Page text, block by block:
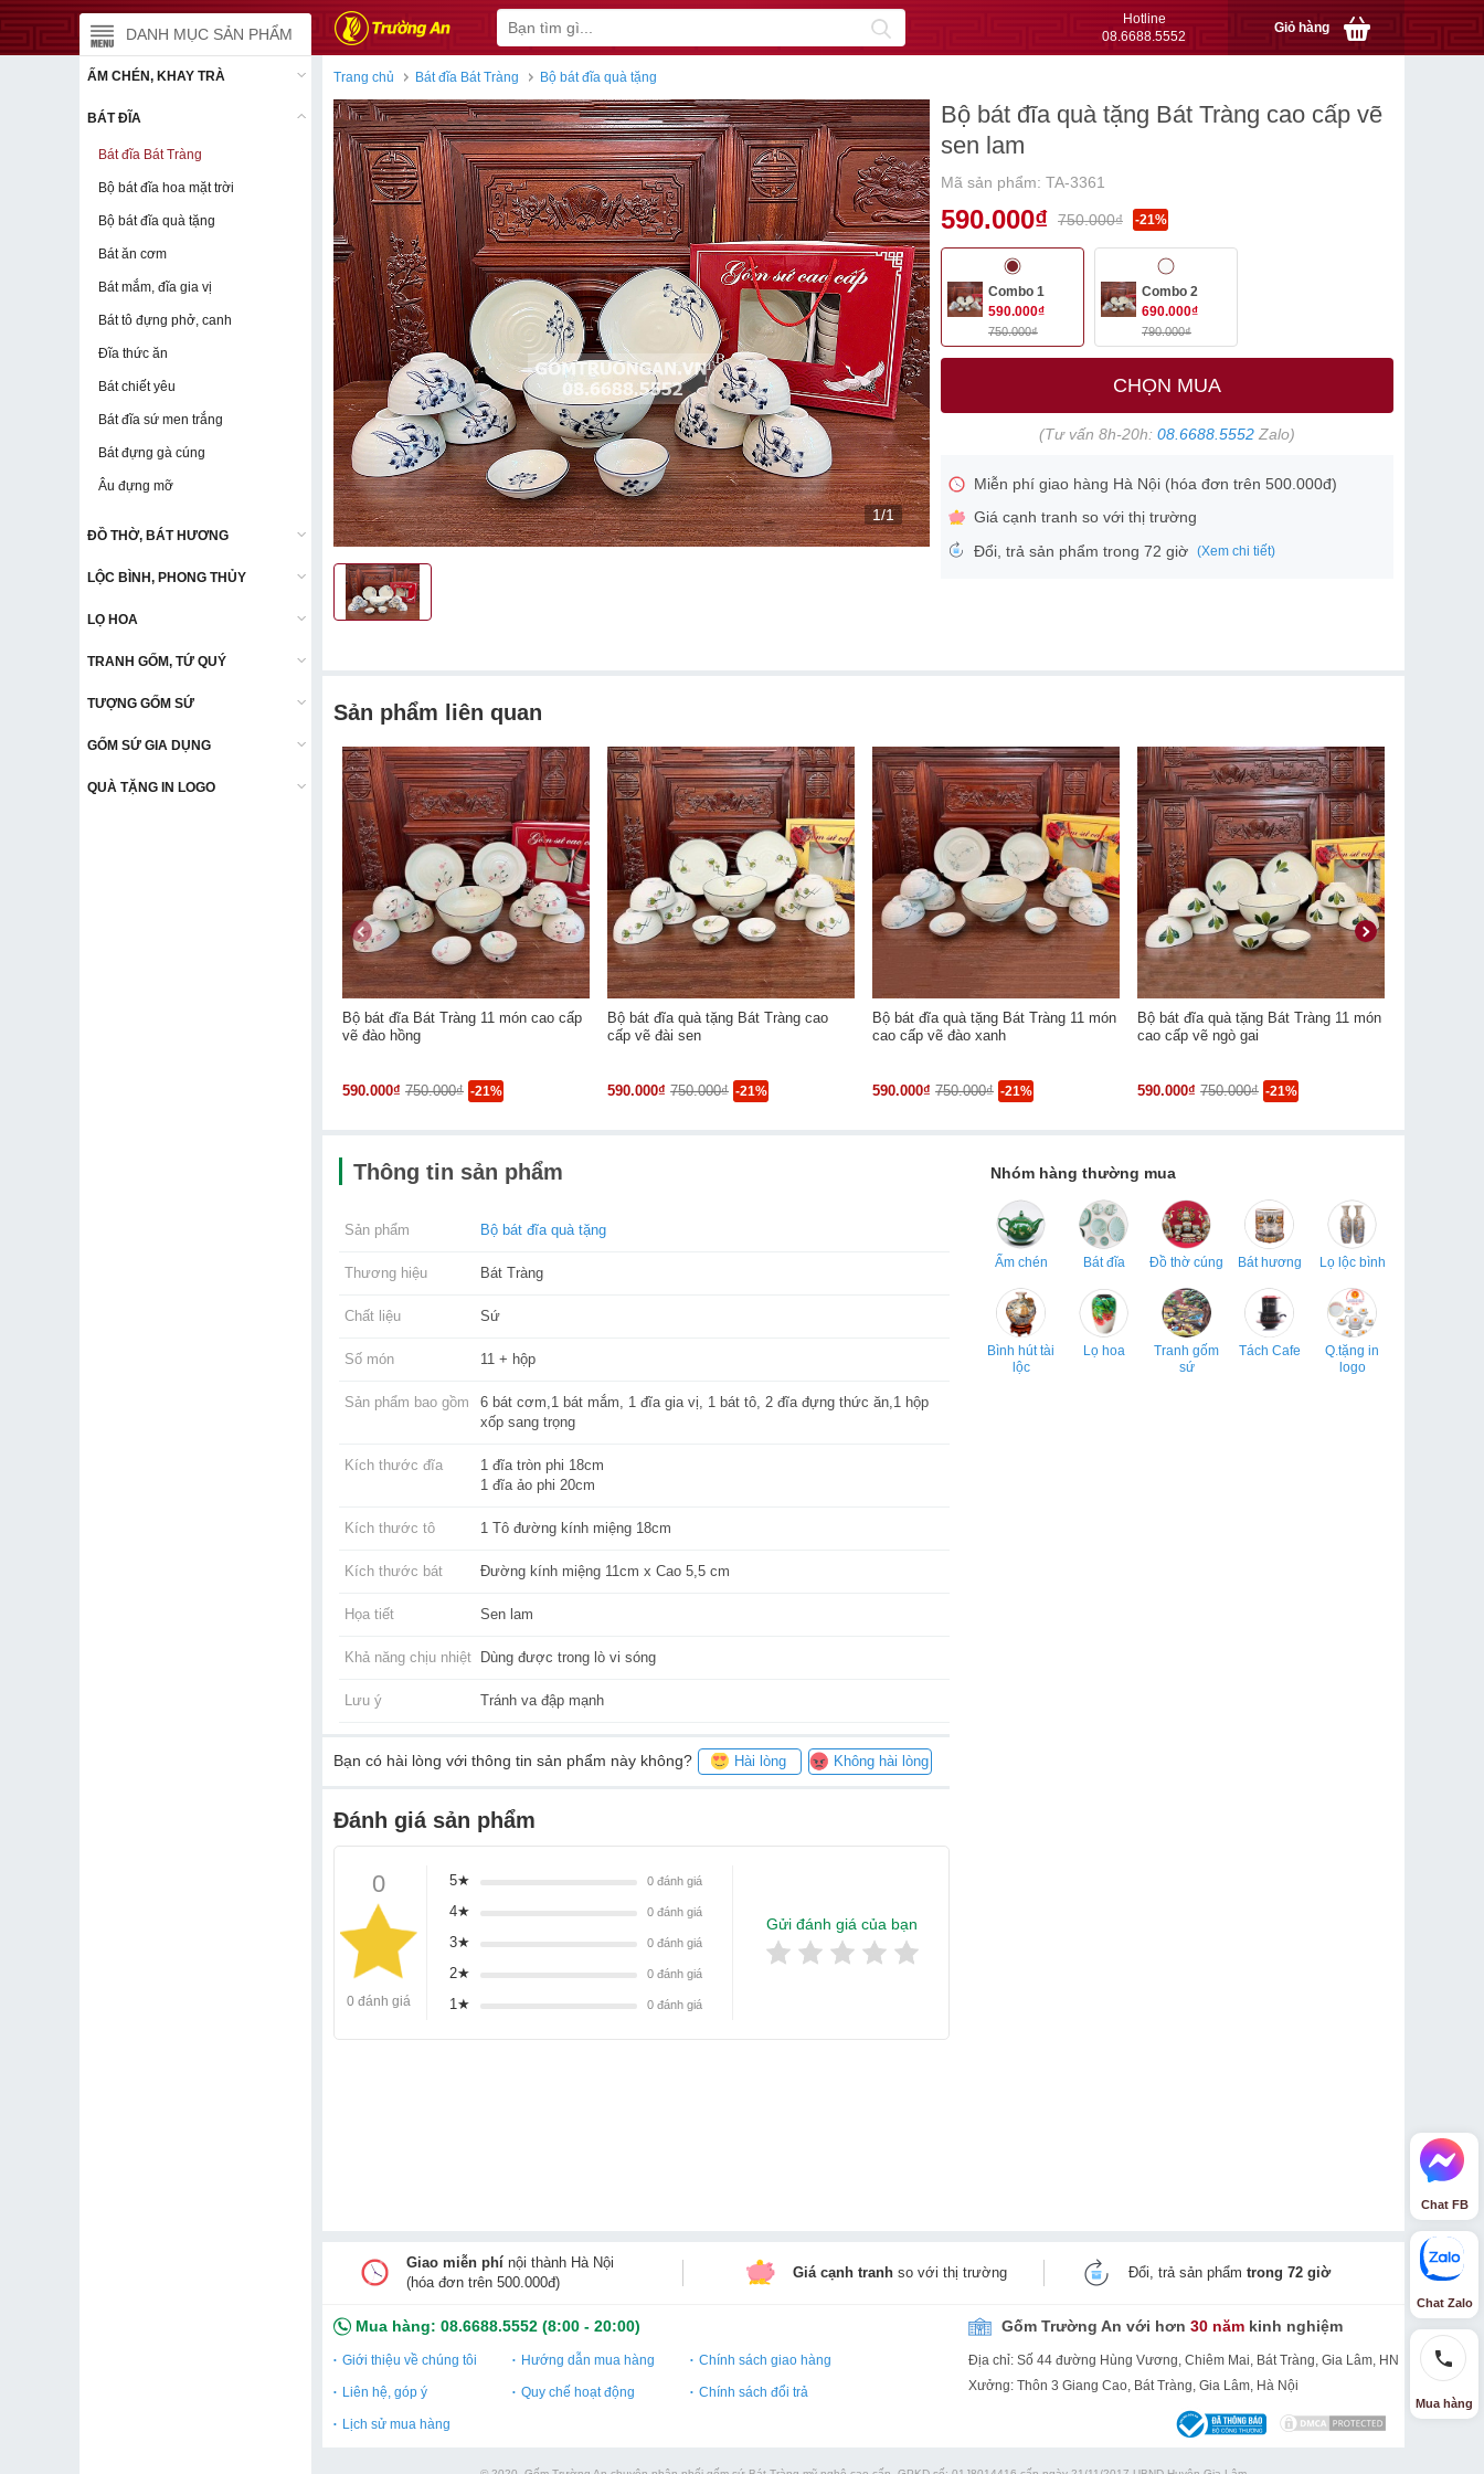
Hotline
08.6688.5552
Giỏ hàng
DANH MỤC SẢN PHẨM
ẤM CHÉN, KHAY TRÀ
BÁT ĐĨA
Bát đĩa Bát Tràng
Bộ bát đĩa hoa mặt trời
Bộ bát đĩa quà tặng
Bát ăn cơm
Bát mắm, đĩa gia vị
Bát tô đựng phở, canh
Đĩa thức ăn
Bát chiết yêu
Bát đĩa sứ men trắng
Bát đựng gà cúng
Âu đựng mỡ
ĐỒ THỜ, BÁT HƯƠNG
LỘC BÌNH, PHONG THỦY
LỌ HOA
TRANH GỐM, TỨ QUÝ
TƯỢNG GỐM SỨ
GỐM SỨ GIA DỤNG
QUÀ TẶNG IN LOGO
DANH MỤC SẢN PHẨM
ẤM CHÉN, KHAY TRÀ
BÁT ĐĨA
Bát đĩa Bát Tràng
Bộ bát đĩa hoa mặt trời
Bộ bát đĩa quà tặng
Bát ăn cơm
Bát mắm, đĩa gia vị
Bát tô đựng phở, canh
Đĩa thức ăn
Bát chiết yêu
Bát đĩa sứ men trắng
Bát đựng gà cúng
Âu đựng mỡ
ĐỒ THỜ, BÁT HƯƠNG
LỘC BÌNH, PHONG THỦY
LỌ HOA
TRANH GỐM, TỨ QUÝ
TƯỢNG GỐM SỨ
GỐM SỨ GIA DỤNG
QUÀ TẶNG IN LOGO
Trang chủ Bát đĩa Bát Tràng Bộ bát đĩa quà tặng
1/1
Bộ bát đĩa quà tặng Bát Tràng cao cấp vẽ
sen lam
Mã sản phẩm: TA-3361
590.000₫ 750.000₫ -21%
Combo 1
590.000₫
750.000₫
Combo 2
690.000₫
790.000₫
CHỌN MUA
(Tư vấn 8h-20h: 08.6688.5552 Zalo)
Miễn phí giao hàng Hà Nội (hóa đơn trên 500.000đ)
Giá cạnh tranh so với thị trường
Đổi, trả sản phẩm trong 72 giờ (Xem chi tiết)
Sản phẩm liên quan
Bộ bát đĩa Bát Tràng 11 món cao cấp
vẽ đào hồng
590.000₫ 750.000₫ -21%
Bộ bát đĩa quà tặng Bát Tràng cao
cấp vẽ đài sen
590.000₫ 750.000₫ -21%
Bộ bát đĩa quà tặng Bát Tràng 11 món
cao cấp vẽ đào xanh
590.000₫ 750.000₫ -21%
Bộ bát đĩa quà tặng Bát Tràng 11 món
cao cấp vẽ ngò gai
590.000₫ 750.000₫ -21%
Thông tin sản phẩm
Sản phẩm Bộ bát đĩa quà tặng
Thương hiệu Bát Tràng
Chất liệu Sứ
Số món 11 + hộp
Sản phẩm bao gồm
6 bát cơm,1 bát mắm, 1 đĩa gia vị, 1 bát tô, 2 đĩa đựng thức ăn,1 hộp
xốp sang trọng
Kích thước đĩa
1 đĩa tròn phi 18cm
1 đĩa ảo phi 20cm
Kích thước tô 1 Tô đường kính miệng 18cm
Kích thước bát Đường kính miệng 11cm x Cao 5,5 cm
Họa tiết Sen lam
Khả năng chịu nhiệt Dùng được trong lò vi sóng
Lưu ý Tránh va đập mạnh
Bạn có hài lòng với thông tin sản phẩm này không? Hài lòng Không hài lòng
Đánh giá sản phẩm
0
0 đánh giá
5★ 0 đánh giá
4★ 0 đánh giá
3★ 0 đánh giá
2★ 0 đánh giá
1★ 0 đánh giá
Gửi đánh giá của bạn
Nhóm hàng thường mua
Ấm chén Bát đĩa Đồ thờ cúng Bát hương Lọ lộc bình
Bình hút tài
lộc
Lọ hoa
Tranh gốm
sứ
Tách Cafe
Q.tặng in
logo
Giao miễn phí nội thành Hà Nội
(hóa đơn trên 500.000đ)
Giá cạnh tranhso với thị trường Đổi, trả sản phẩmtrong 72 giờ
Mua hàng: 08.6688.5552 (8:00 - 20:00)
Giới thiệu về chúng tôi Hướng dẫn mua hàng Chính sách giao hàng
Liên hệ, góp ý Quy chế hoạt động Chính sách đổi trả
Lịch sử mua hàng
Gốm Trường An với hơn 30 năm kinh nghiệm
Địa chỉ: Số 44 đường Hùng Vương, Chiêm Mai, Bát Tràng, Gia Lâm, HN
Xưởng: Thôn 3 Giang Cao, Bát Tràng, Gia Lâm, Hà Nội
Chat FB
Chat Zalo
Mua hàng